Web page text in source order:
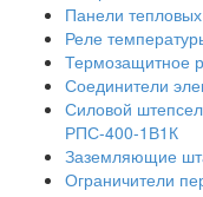
Панели
Реле
Термозащитное
Соединители
Силовой
РПС-400-1В1К
Заземляющие
Ограничители